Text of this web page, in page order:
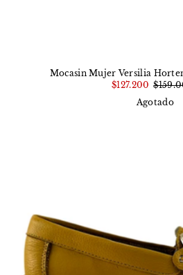
Mocasin Mujer Versilia
$127.200
Agotado